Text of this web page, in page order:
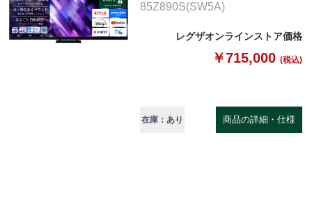
85Z890S(SW5A)
レグザオンラインストア価格
￥715,000 (税込)
在庫：あり 商品の詳細・仕様